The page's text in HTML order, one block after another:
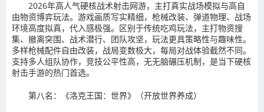
2026年高人气硬核战术射击网游，主打真实战场模拟与高自
由物资博弈玩法。游戏画质写实精细，枪械改装、弹道物理、战场
环境高度拟真，代入感极强。区别于传统吃鸡玩法，主打物资搜
集、撤离突围、战术潜行、团队攻坚，玩法更具策略性与趣味性。
多样枪械配件自由改装，战局变数极大，每局对战体验截然不同。
支持多人组队协作，竞技公平性高，无无脑碾压机制，是当下硬核
射击手游的热门首选。
第八名：《洛克王国：世界》（开放世界养成）